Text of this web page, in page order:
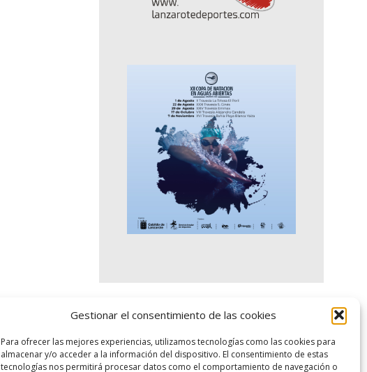
Gestionar el consentimiento de las cookies
Para ofrecer las mejores experiencias, utilizamos tecnologías como las cookies para
almacenar y/o acceder a la información del dispositivo. El consentimiento de estas
tecnologías nos permitirá procesar datos como el comportamiento de navegación o
logo SID